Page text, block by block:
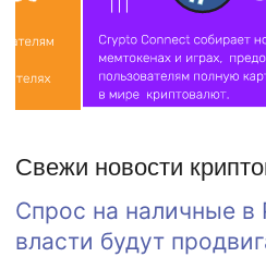
Свежи новости
Спрос на наличные в
власти будут